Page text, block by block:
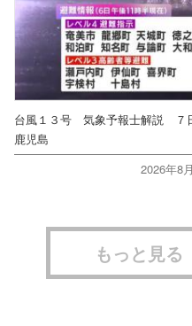
台風１３号 気象予報士解説 ７
鹿児島
2026年8
もっと見る